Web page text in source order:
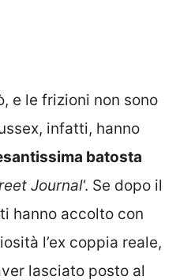
e le frizioni non sono
infatti, hanno
batosta
Journal‘. Se dopo il
hanno accolto con
l’ex coppia reale,
lasciato posto al